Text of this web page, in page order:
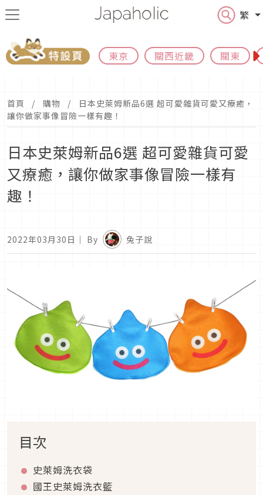
繁
東京 關西近畿 關東
首頁 購物
日本史萊姆新品6選 超可愛雜貨可愛又療癒，
讓你做家事像冒險一樣有趣！
日本史萊姆新品6選 超可愛雜貨可愛
又療癒，讓你做家事像冒險一樣有
趣！
2022年03月30日 ｜ By 兔子說
目次
史萊姆洗衣袋
國王史萊姆洗衣籃